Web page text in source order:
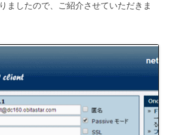
ましたので、ご紹介させていただきま